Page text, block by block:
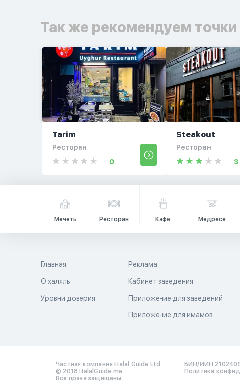
Так же рекомендуем точки
Tarim
Ресторан
0
Steakout
Ресторан
3
Мечеть Ресторан Кафе Медресе
Главная
О халяль
Уровни доверия
Реклама
Кабинет заведения
Приложение для заведений
Приложение для имамов
Частная компания Halal Guide Ltd.
© 2018 HalalGuide.me
Все права защищены.
БИН/ИИН
Политика